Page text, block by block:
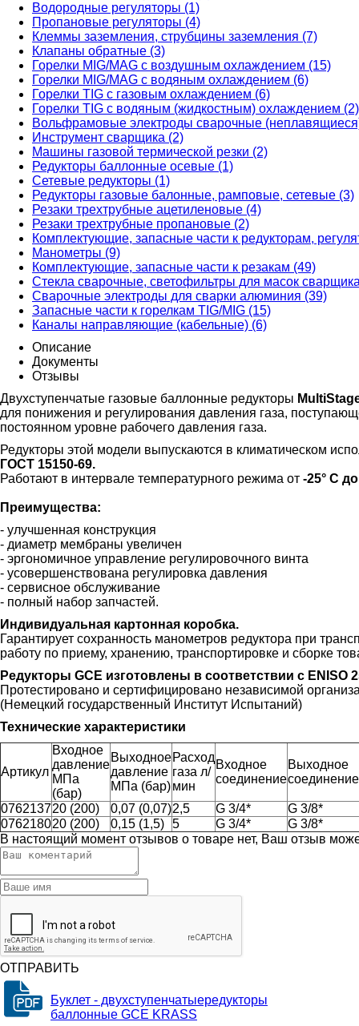
Водородные регуляторы (1)
Пропановые регуляторы (4)
Клеммы заземления, струбцины заземления (7)
Клапаны обратные (3)
Горелки MIG/MAG с воздушным охлаждением (15)
Горелки MIG/MAG с водяным охлаждением (6)
Горелки TIG с газовым охлаждением (6)
Горелки TIG с водяным (жидкостным) охлаждением (2)
Вольфрамовые электроды сварочные
Инструмент сварщика (2)
Машины газовой термической резки (2)
Редукторы баллонные осевые (1)
Сетевые редукторы (1)
Редукторы газовые балонные, рамповые, сетевые (3)
Резаки трехтрубные ацетиленовые (4)
Резаки трехтрубные пропановые (2)
Комплектующие, запасные части к редукторам,
Манометры (9)
Комплектующие, запасные части к резакам (49)
Стекла сварочные, светофильтры для масок
Сварочные электроды для сварки алюминия (39)
Запасные части к горелкам TIG/MIG (15)
Каналы направляющие (кабельные) (6)
Описание
Документы
Отзывы
Двухступенчатые газовые баллонные редукторы
для понижения и регулирования давления газа,
постоянном уровне рабочего давления газа.
Редукторы этой модели выпускаются в климатическом
ГОСТ 15150-69.
Работают в интервале температурного режима от -25° С
Преимущества:
- улучшенная конструкция
- диаметр мембраны увеличен
- эргономичное управление регулировочного винта
- усовершенствована регулировка давления
- сервисное обслуживание
- полный набор запчастей.
Индивидуальная картонная коробка.
Гарантирует сохранность манометров редуктора при
работу по приему, хранению, транспортировке и сборке
Редукторы GCE изготовлены в соответствии с EN ISO
Протестировано и сертифицировано независимой
(Немецкий государственный Институт Испытаний)
Технические характеристики
Артикул
Входное
давление
МПа
(бар)
Выходное
давление
МПа (бар)
Расход
газа л/
мин
Входное
соединение
Выходное
соединение
076213720 (200) 0,07 (0,07)2,5 G 3/4*
G 3/8*
076218020 (200) 0,15 (1,5) 5 G 3/4*
G 3/8*
В настоящий момент отзывов о товаре нет, Ваш отзыв
ОТПРАВИТЬ
Буклет - двухступенчатыередукторы
баллонные GCE KRASS